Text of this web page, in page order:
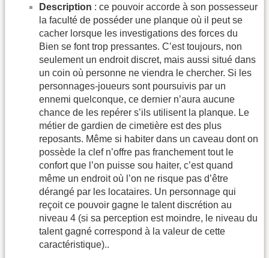
Description : ce pouvoir accorde à son possesseur
la faculté de posséder une planque où il peut se
cacher lorsque les investigations des forces du
Bien se font trop pressantes. C’est toujours, non
seulement un endroit discret, mais aussi situé dans
un coin où personne ne viendra le chercher. Si les
personnages-joueurs sont poursuivis par un
ennemi quelconque, ce dernier n’aura aucune
chance de les repérer s’ils utilisent la planque. Le
métier de gardien de cimetière est des plus
reposants. Même si habiter dans un caveau dont on
possède la clef n’offre pas franchement tout le
confort que l’on puisse sou haiter, c’est quand
même un endroit où l’on ne risque pas d’être
dérangé par les locataires. Un personnage qui
reçoit ce pouvoir gagne le talent discrétion au
niveau 4 (si sa perception est moindre, le niveau du
talent gagné corres­pond à la valeur de cette
caractéristique)..